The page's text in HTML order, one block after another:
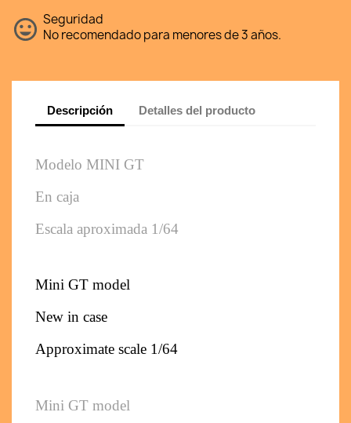
Seguridad
No recomendado para menores de 3 años.
Descripción Detalles del producto
Modelo MINI GT
En caja
Escala aproximada 1/64
Mini GT model
New in case
Approximate scale 1/64
Mini GT model